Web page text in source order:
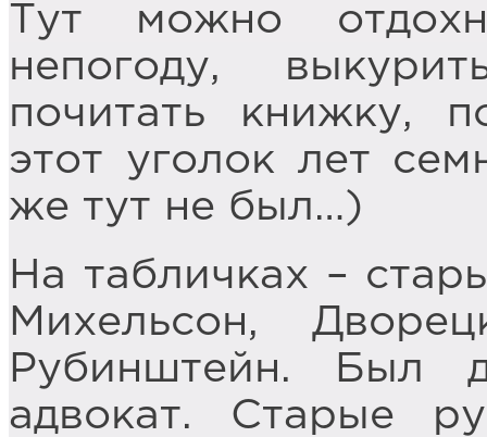
Тут можно
непогоду,
почитать книжку,
этот уголок лет
же тут не был…)
На табличках –
Михельсон,
Рубинштейн. Был
адвокат. Старые